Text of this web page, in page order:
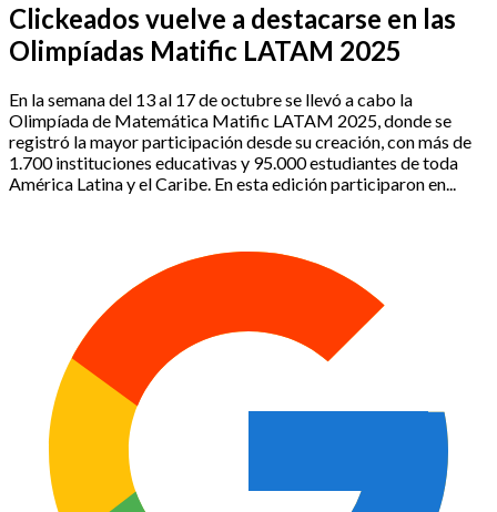
Clickeados vuelve a destacarse en las
Olimpíadas Matific LATAM 2025
En la semana del 13 al 17 de octubre se llevó a cabo la
Olimpíada de Matemática Matific LATAM 2025, donde se
registró la mayor participación desde su creación, con más de
1.700 instituciones educativas y 95.000 estudiantes de toda
América Latina y el Caribe. En esta edición participaron en...